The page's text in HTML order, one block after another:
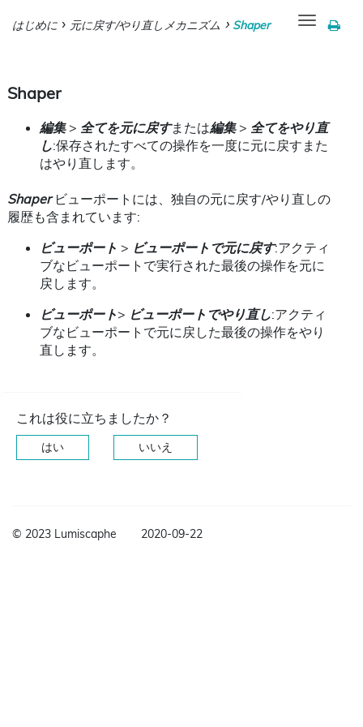
Toggle
navigation
はじめに 元に戻す/やり直しメカニズム Shaper
Shaper
編集> 全てを元に戻すまたは編集> 全てをやり直
し:保存されたすべての操作を一度に元に戻すまた
はやり直します。
Shaperビューポートには、独自の元に戻す/やり直しの
履歴も含まれています:
ビューポート > ビューポートで元に戻す:アクティ
ブなビューポートで実行された最後の操作を元に
戻します。
ビューポート> ビューポートでやり直し:アクティ
ブなビューポートで元に戻した最後の操作をやり
直します。
これは役に立ちましたか？
はい いいえ
© 2023 Lumiscaphe 2020-09-22